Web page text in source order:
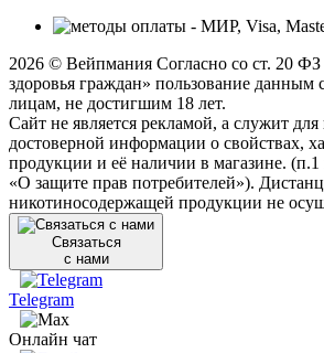
2026 © Вейпмания Согласно со ст. 20
здоровья граждан» пользование данным
лицам, не достигшим 18 лет.
Сайт не является рекламой, а служит для
достоверной информации о свойствах,
продукции и её наличии в магазине. (п.1
«О защите прав потребителей»).
никотиносодержащей продукции не
Связаться
с нами
Telegram
Онлайн чат